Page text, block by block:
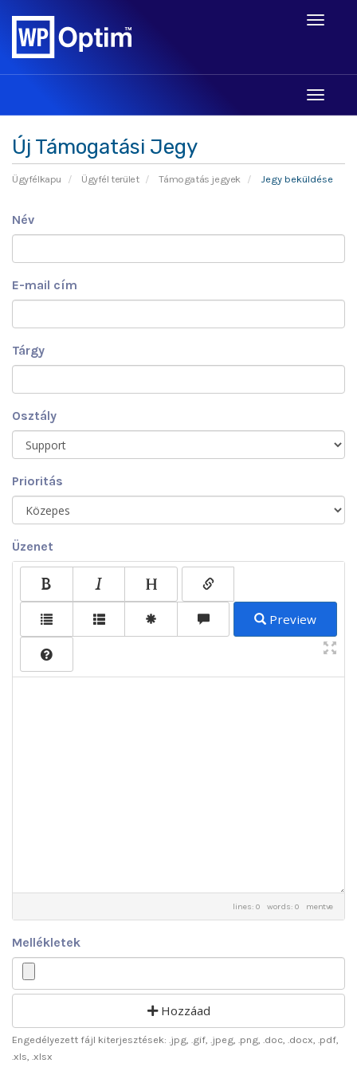
Toggle
Toggle
Új Támogatási Jegy
Ügyfélkapu Ügyfél terület Támogatás jegyek Jegy beküldése
Név
E-mail cím
Tárgy
Osztály
Prioritás
Üzenet
Preview
lines: 0 words: 0 mentve
Mellékletek
Hozzáad
Engedélyezett fájl kiterjesztések: .jpg, .gif, .jpeg, .png, .doc, .docx, .pdf,
.xls, .xlsx